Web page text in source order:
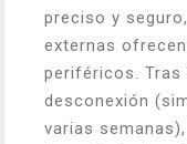
preciso y
externas
periféricos.
desconexión
varias